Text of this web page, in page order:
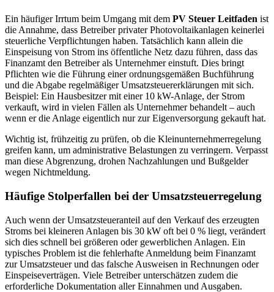
Ein häufiger Irrtum beim Umgang mit dem PV Steuer Leitfaden ist
die Annahme, dass Betreiber privater Photovoltaikanlagen keinerlei
steuerliche Verpflichtungen haben. Tatsächlich kann allein die
Einspeisung von Strom ins öffentliche Netz dazu führen, dass das
Finanzamt den Betreiber als Unternehmer einstuft. Dies bringt
Pflichten wie die Führung einer ordnungsgemäßen Buchführung
und die Abgabe regelmäßiger Umsatzsteuererklärungen mit sich.
Beispiel: Ein Hausbesitzer mit einer 10 kW-Anlage, der Strom
verkauft, wird in vielen Fällen als Unternehmer behandelt – auch
wenn er die Anlage eigentlich nur zur Eigenversorgung gekauft hat.
Wichtig ist, frühzeitig zu prüfen, ob die Kleinunternehmerregelung
greifen kann, um administrative Belastungen zu verringern. Verpasst
man diese Abgrenzung, drohen Nachzahlungen und Bußgelder
wegen Nichtmeldung.
Häufige Stolperfallen bei der Umsatzsteuerregelung
Auch wenn der Umsatzsteueranteil auf den Verkauf des erzeugten
Stroms bei kleineren Anlagen bis 30 kW oft bei 0 % liegt, verändert
sich dies schnell bei größeren oder gewerblichen Anlagen. Ein
typisches Problem ist die fehlerhafte Anmeldung beim Finanzamt
zur Umsatzsteuer und das falsche Ausweisen in Rechnungen oder
Einspeiseverträgen. Viele Betreiber unterschätzen zudem die
erforderliche Dokumentation aller Einnahmen und Ausgaben.